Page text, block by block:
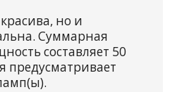
но и
Суммарная
составляет 50
предусматривает